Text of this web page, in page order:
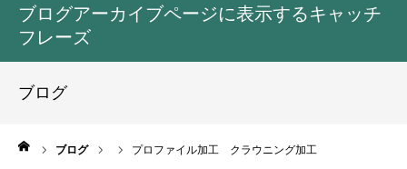
ブログアーカイブページに表示するキャッチ
フレーズ
ブログ
ブログ プロファイル加工 クラウニング加工